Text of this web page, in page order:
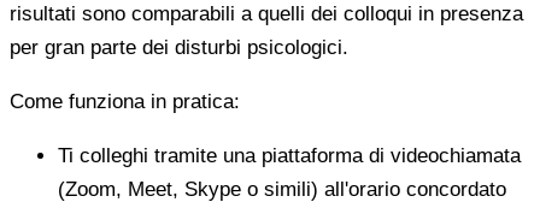
risultati sono comparabili a quelli dei colloqui in presenza
per gran parte dei disturbi psicologici.
Come funziona in pratica:
Ti colleghi tramite una piattaforma di videochiamata
(Zoom, Meet, Skype o simili) all'orario concordato